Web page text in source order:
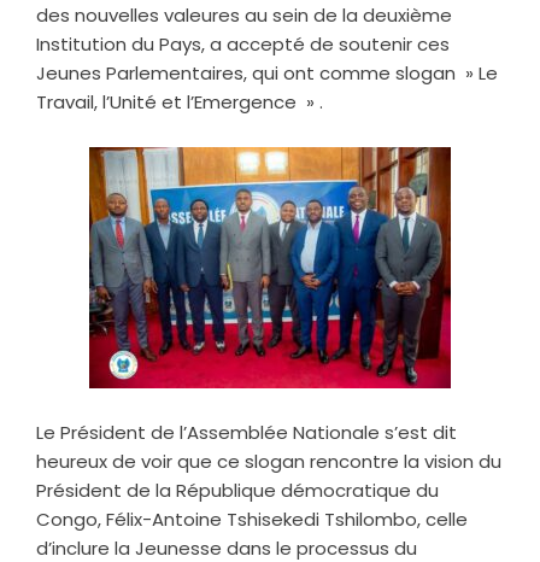
des nouvelles valeures au sein de la deuxième
Institution du Pays, a accepté de soutenir ces
Jeunes Parlementaires, qui ont comme slogan » Le
Travail, l’Unité et l’Emergence » .
Le Président de l’Assemblée Nationale s’est dit
heureux de voir que ce slogan rencontre la vision du
Président de la République démocratique du
Congo, Félix-Antoine Tshisekedi Tshilombo, celle
d’inclure la Jeunesse dans le processus du